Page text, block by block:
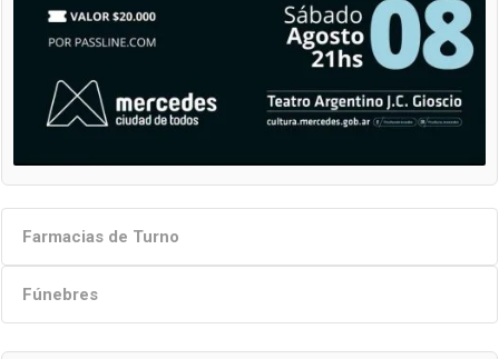
Farmacias de Turno
Fúnebres